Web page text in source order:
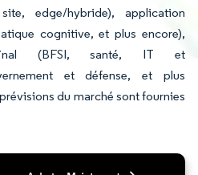
edge/hybride), application
cognitive, et plus encore),
(BFSI, santé, IT et
et défense, et plus
du marché sont fournies